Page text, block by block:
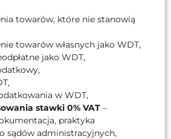
towarów, które nie stanowią
towarów własnych jako WDT,
jako WDT,
w WDT,
stawki 0% VAT –
praktyka
sądów administracyjnych,